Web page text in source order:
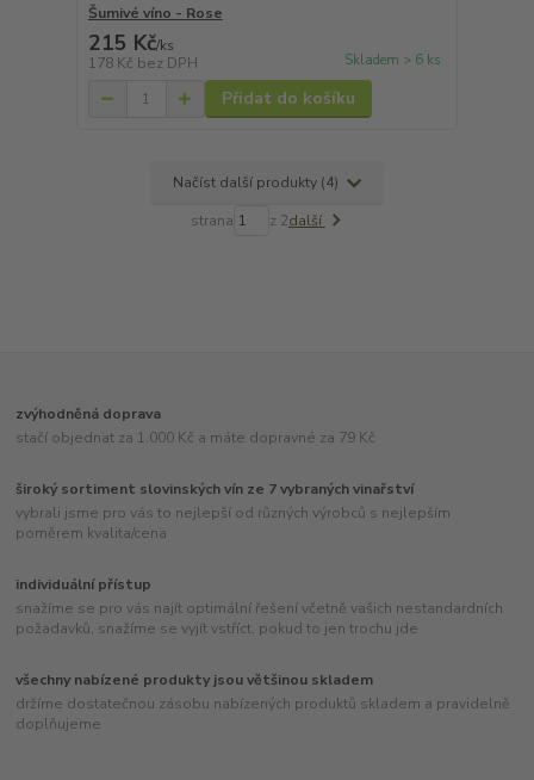
Šumivé víno - Rose
215 Kč/ks
178 Kč bez DPH Skladem > 6 ks
Přidat do košíku
Načíst další produkty (4)
strana z 2další
zvýhodněná doprava
stačí objednat za 1.000 Kč a máte dopravné za 79 Kč
široký sortiment slovinských vín ze 7 vybraných vinařství
vybrali jsme pro vás to nejlepší od různých výrobců s nejlepším
poměrem kvalita/cena
individuální přístup
snažíme se pro vás najít optimální řešení včetně vašich nestandardních
požadavků, snažíme se vyjít vstříct, pokud to jen trochu jde
všechny nabízené produkty jsou většinou skladem
držíme dostatečnou zásobu nabízených produktů skladem a pravidelně
doplňujeme